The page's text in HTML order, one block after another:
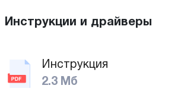
Инструкции и драйверы
Инструкция
2.3 Мб